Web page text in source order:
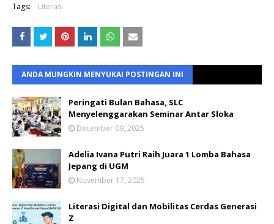
Tags: Literasi
ANDA MUNGKIN MENYUKAI POSTINGAN INI
Peringati Bulan Bahasa, SLC
Menyelenggarakan Seminar Antar Sloka
December 09, 2025
Adelia Ivana Putri Raih Juara 1 Lomba Bahasa
Jepang di UGM
November 17, 2025
Literasi Digital dan Mobilitas Cerdas Generasi
Z